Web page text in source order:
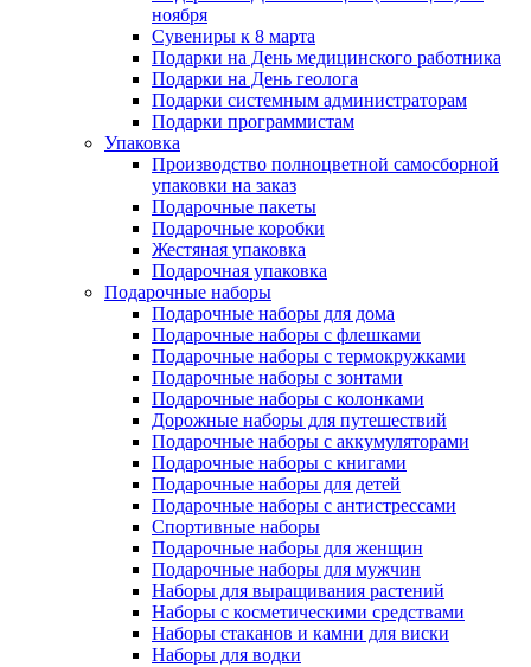
ноября
Сувениры к 8 марта
Подарки на День медицинского работника
Подарки на День геолога
Подарки системным администраторам
Подарки программистам
Упаковка
Производство полноцветной самосборной
упаковки на заказ
Подарочные пакеты
Подарочные коробки
Жестяная упаковка
Подарочная упаковка
Подарочные наборы
Подарочные наборы для дома
Подарочные наборы с флешками
Подарочные наборы с термокружками
Подарочные наборы с зонтами
Подарочные наборы с колонками
Дорожные наборы для путешествий
Подарочные наборы с аккумуляторами
Подарочные наборы с книгами
Подарочные наборы для детей
Подарочные наборы с антистрессами
Спортивные наборы
Подарочные наборы для женщин
Подарочные наборы для мужчин
Наборы для выращивания растений
Наборы с косметическими средствами
Наборы стаканов и камни для виски
Наборы для водки